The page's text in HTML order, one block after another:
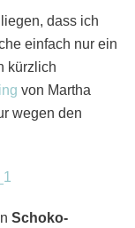
dass ich
einfach nur ein
kürzlich
von Martha
wegen den
Schoko-